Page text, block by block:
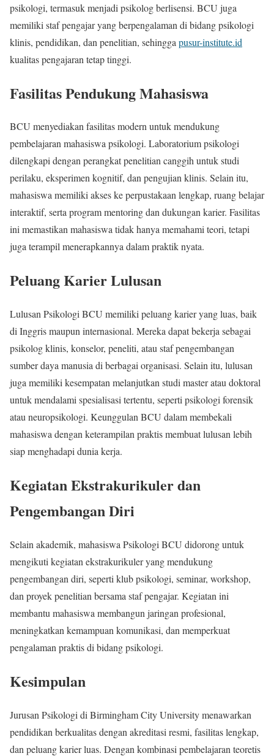
psikologi, termasuk menjadi psikolog berlisensi. BCU juga
memiliki staf pengajar yang berpengalaman di bidang psikologi
klinis, pendidikan, dan penelitian, sehingga pusur-institute.id
kualitas pengajaran tetap tinggi.
Fasilitas Pendukung Mahasiswa
BCU menyediakan fasilitas modern untuk mendukung
pembelajaran mahasiswa psikologi. Laboratorium psikologi
dilengkapi dengan perangkat penelitian canggih untuk studi
perilaku, eksperimen kognitif, dan pengujian klinis. Selain itu,
mahasiswa memiliki akses ke perpustakaan lengkap, ruang belajar
interaktif, serta program mentoring dan dukungan karier. Fasilitas
ini memastikan mahasiswa tidak hanya memahami teori, tetapi
juga terampil menerapkannya dalam praktik nyata.
Peluang Karier Lulusan
Lulusan Psikologi BCU memiliki peluang karier yang luas, baik
di Inggris maupun internasional. Mereka dapat bekerja sebagai
psikolog klinis, konselor, peneliti, atau staf pengembangan
sumber daya manusia di berbagai organisasi. Selain itu, lulusan
juga memiliki kesempatan melanjutkan studi master atau doktoral
untuk mendalami spesialisasi tertentu, seperti psikologi forensik
atau neuropsikologi. Keunggulan BCU dalam membekali
mahasiswa dengan keterampilan praktis membuat lulusan lebih
siap menghadapi dunia kerja.
Kegiatan Ekstrakurikuler dan
Pengembangan Diri
Selain akademik, mahasiswa Psikologi BCU didorong untuk
mengikuti kegiatan ekstrakurikuler yang mendukung
pengembangan diri, seperti klub psikologi, seminar, workshop,
dan proyek penelitian bersama staf pengajar. Kegiatan ini
membantu mahasiswa membangun jaringan profesional,
meningkatkan kemampuan komunikasi, dan memperkuat
pengalaman praktis di bidang psikologi.
Kesimpulan
Jurusan Psikologi di Birmingham City University menawarkan
pendidikan berkualitas dengan akreditasi resmi, fasilitas lengkap,
dan peluang karier luas. Dengan kombinasi pembelajaran teoretis